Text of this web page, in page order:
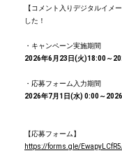
【コメント入りデジタルイメ
した！
・キャンペーン実施期間
2026年6月23日(火)18:00～
・応募フォーム入力期間
2026年7月1日(水) 0:00～
【応募フォーム】
https://forms.gle/